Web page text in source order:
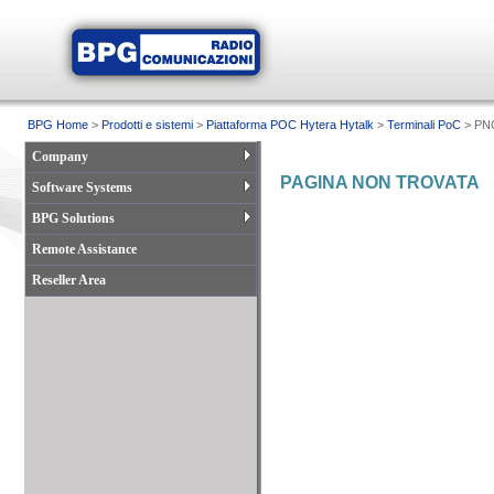
BPG Home > Prodotti e sistemi > Piattaforma POC Hytera Hytalk > Terminali PoC >
Company
Software Systems
BPG Solutions
Remote Assistance
Reseller Area
PAGINA NON TROVATA